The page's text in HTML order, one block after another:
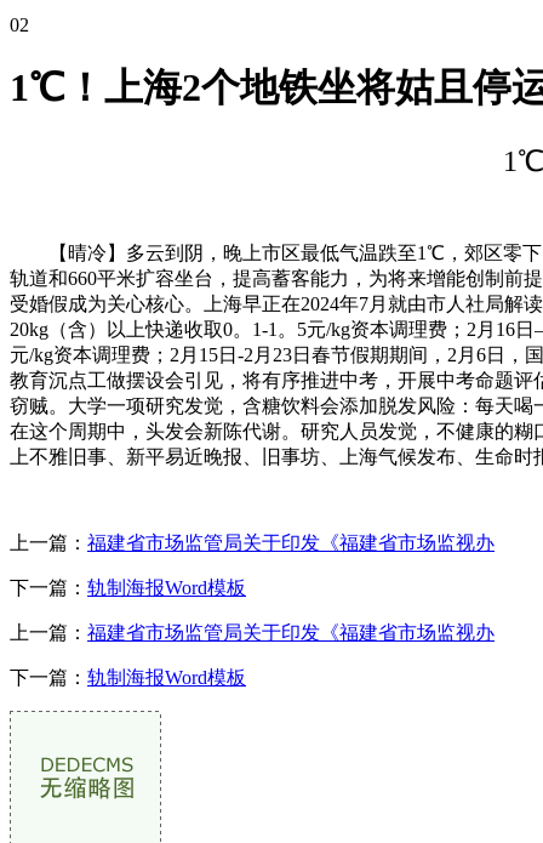
02
1℃！上海2个地铁坐将姑且停
【晴冷】多云到阴，晚上市区最低气温跌至1℃，郊区零下
轨道和660平米扩容坐台，提高蓄客能力，为将来增能创制前
受婚假成为关心核心。上海早正在2024年7月就由市人社局解
20kg（含）以上快递收取0。1-1。5元/kg资本调理费；2月16
元/kg资本调理费；2月15日-2月23日春节假期期间，2月6日
教育沉点工做摆设会引见，将有序推进中考，开展中考命题
窃贼。大学一项研究发觉，含糖饮料会添加脱发风险：每天
在这个周期中，头发会新陈代谢。研究人员发觉，不健康的
上不雅旧事、新平易近晚报、旧事坊、上海气候发布、生命时
上一篇： 福建省市场监管局关于印发《福建省市场监视办
下一篇： 轨制海报Word模板
上一篇： 福建省市场监管局关于印发《福建省市场监视办
下一篇： 轨制海报Word模板